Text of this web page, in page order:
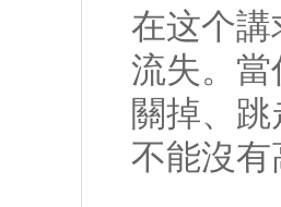
在这个
流失。
關掉、
不能沒有